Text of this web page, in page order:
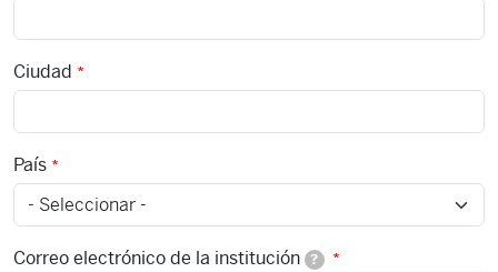
Ciudad
País
Correo electrónico de la institución ?